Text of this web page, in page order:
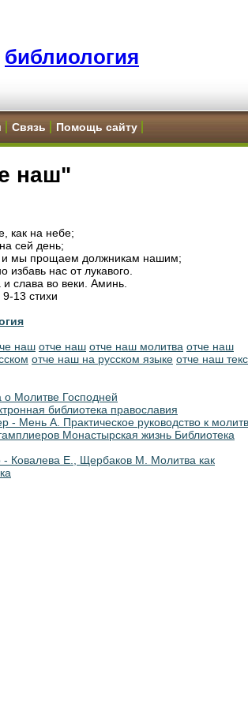
библиология
Связь Помощь сайту
наш"
как на небе;
сей день;
и мы прощаем должникам нашим;
избавь нас от лукавого.
слава во веки. Аминь.
13 стихи
наш отче наш отче наш молитва отче наш
отче наш на русском языке отче наш
о Молитве Господней
библиотека православия
- Мень А. Практическое руководство к
Монастырская жизнь Библиотека
- Ковалева Е., Щербаков М. Молитва как